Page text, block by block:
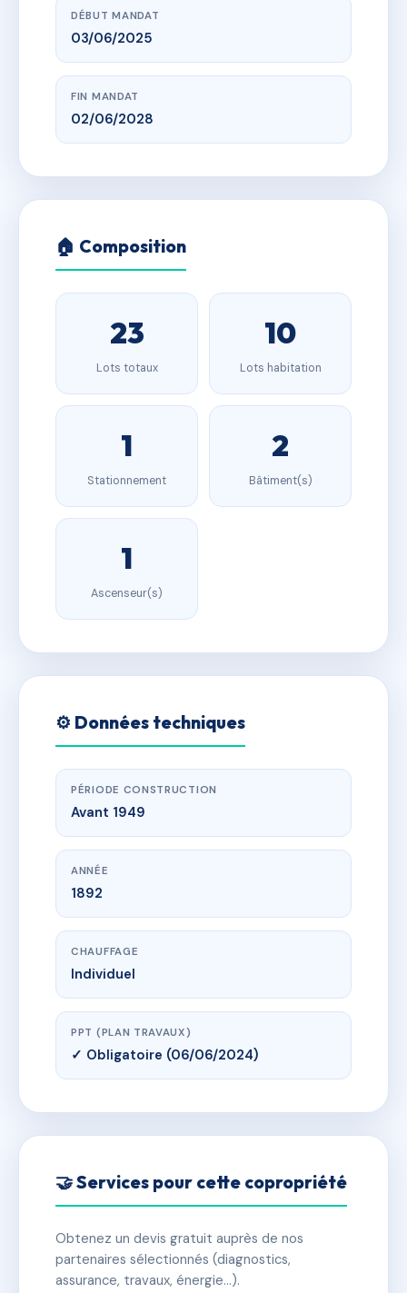
DÉBUT MANDAT
03/06/2025
FIN MANDAT
02/06/2028
🏠 Composition
23
Lots totaux
10
Lots habitation
1
Stationnement
2
Bâtiment(s)
1
Ascenseur(s)
⚙️ Données techniques
PÉRIODE CONSTRUCTION
Avant 1949
ANNÉE
1892
CHAUFFAGE
Individuel
PPT (PLAN TRAVAUX)
✓ Obligatoire (06/06/2024)
🤝 Services pour cette copropriété
Obtenez un devis gratuit auprès de nos
partenaires sélectionnés (diagnostics,
assurance, travaux, énergie…).